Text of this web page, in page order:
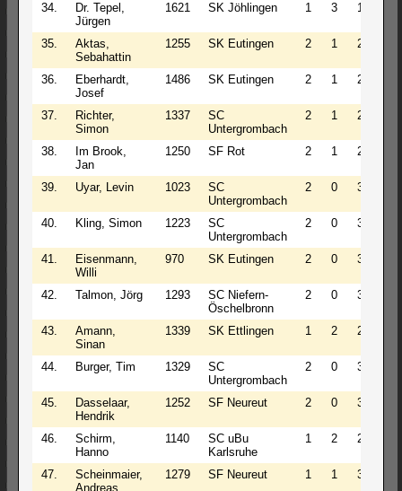
34.
Dr. Tepel,
Jürgen
1621 SK Jöhlingen 1 3 1
35.
Aktas,
Sebahattin
1255 SK Eutingen 2 1 2
36.
Eberhardt,
Josef
1486 SK Eutingen 2 1 2
37.
Richter,
Simon
1337
SC
Untergrombach
2 1 2
38.
Im Brook,
Jan
1250 SF Rot 2 1 2
39. Uyar, Levin 1023
SC
Untergrombach
2 0 3
40. Kling, Simon 1223
SC
Untergrombach
2 0 3
41.
Eisenmann,
Willi
970 SK Eutingen 2 0 3
42. Talmon, Jörg 1293
SC Niefern-
Öschelbronn
2 0 3
43.
Amann,
Sinan
1339 SK Ettlingen 1 2 2
44. Burger, Tim 1329
SC
Untergrombach
2 0 3
45.
Dasselaar,
Hendrik
1252 SF Neureut 2 0 3
46.
Schirm,
Hanno
1140
SC uBu
Karlsruhe
1 2 2
47.
Scheinmaier,
Andreas
1279 SF Neureut 1 1 3